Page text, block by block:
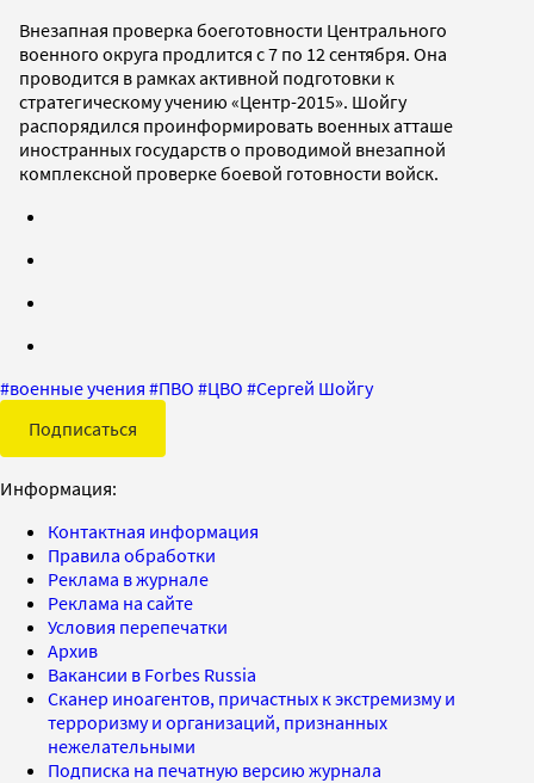
Внезапная проверка боеготовности Центрального
военного округа продлится с 7 по 12 сентября. Она
проводится в рамках активной подготовки к
стратегическому учению «Центр-2015». Шойгу
распорядился проинформировать военных атташе
иностранных государств о проводимой внезапной
комплексной проверке боевой готовности войск.
#военные учения #ПВО #ЦВО #Сергей Шойгу
Подписаться
Информация:
Контактная информация
Правила обработки
Реклама в журнале
Реклама на сайте
Условия перепечатки
Архив
Вакансии в Forbes Russia
Сканер иноагентов, причастных к экстремизму и
терроризму и организаций, признанных
нежелательными
Подписка на печатную версию журнала